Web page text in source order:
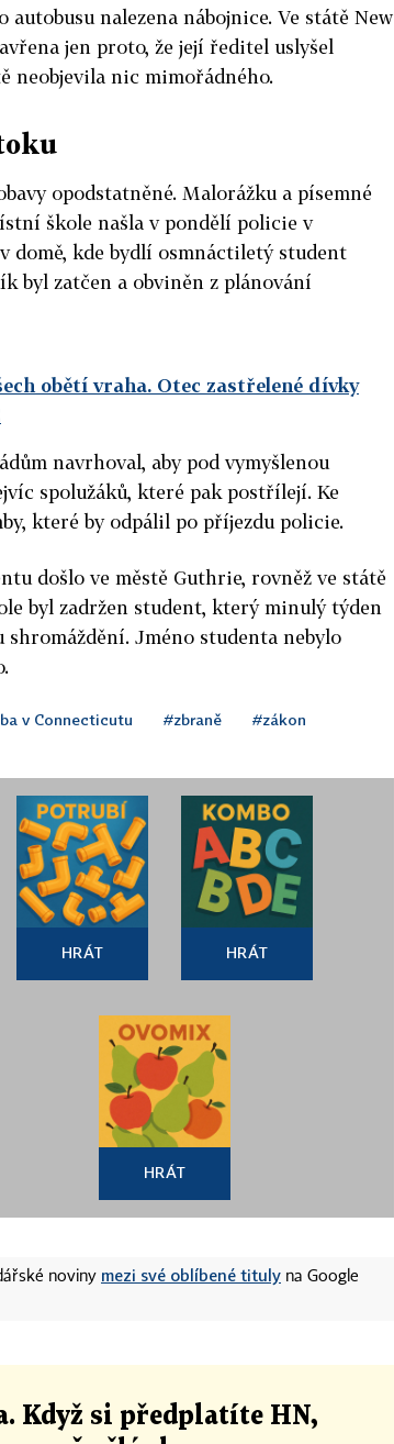
nalezena nábojnice. Ve státě New
jen proto, že její ředitel uslyšel
neobjevila nic mimořádného.
opodstatněné. Malorážku a písemné
škole našla v pondělí policie v
domě, kde bydlí osmnáctiletý student
byl zatčen a obviněn z plánování
obětí vraha. Otec zastřelené dívky
navrhoval, aby pod vymyšlenou
spolužáků, které pak postřílejí. Ke
které by odpálil po příjezdu policie.
došlo ve městě Guthrie, rovněž ve státě
byl zadržen student, který minulý týden
Jméno studenta nebylo
v Connecticutu #zbraně #zákon
HRÁT HRÁT
HRÁT
noviny mezi své oblíbené tituly na Google
Když si předplatíte HN,